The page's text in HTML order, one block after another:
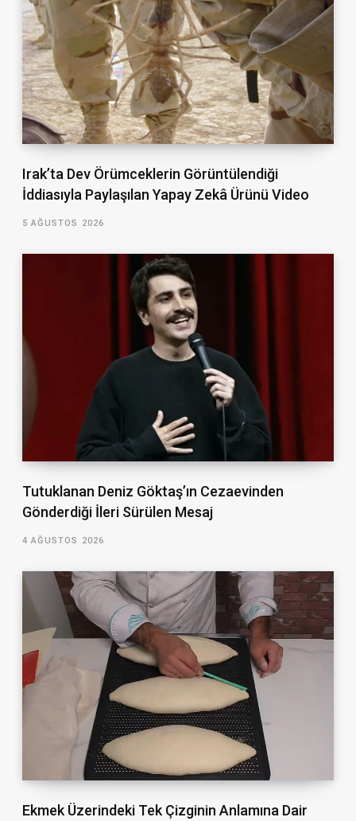
Irak’ta Dev Örümceklerin Görüntülendiği
İddiasıyla Paylaşılan Yapay Zekâ Ürünü Video
5 AĞUSTOS 2026
Tutuklanan Deniz Göktaş’ın Cezaevinden
Gönderdiği İleri Sürülen Mesaj
4 AĞUSTOS 2026
Ekmek Üzerindeki Tek Çizginin Anlamına Dair